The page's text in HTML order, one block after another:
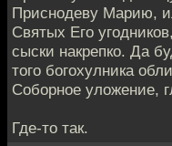
Приснодеву Марию,
Святых Его
сыски накрепко. Да
того богохулника
Соборное уложение,
Где-то так.